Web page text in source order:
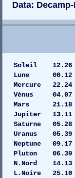
Data:
Soleil
Lune
Mercure
Vénus
Mars
Jupiter
Saturne
Uranus
Neptune
Pluton
N.Nord 14.13
L.Noire